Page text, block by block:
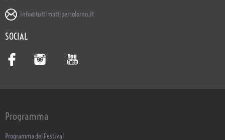
info@tuttimattipercolorno.it
SOCIAL
Programma
Programma del Festival